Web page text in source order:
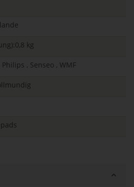
kg
, Senseo , WMF